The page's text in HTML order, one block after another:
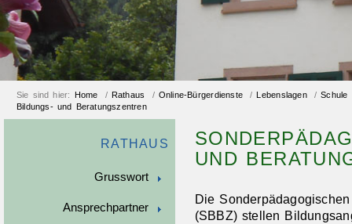
Sie sind hier: Home / Rathaus / Online-Bürgerdienste / Lebenslagen /Schule
Bildungs- und Beratungszentren
RATHAUS
Grusswort
Ansprechpartner
UND
Die
(SBBZ) stellen